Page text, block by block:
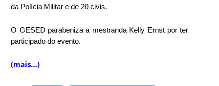
da Polícia Militar e de 20 civis.
O GESED parabeniza a mestranda Kelly Ernst por ter
participado do evento.
(mais…)